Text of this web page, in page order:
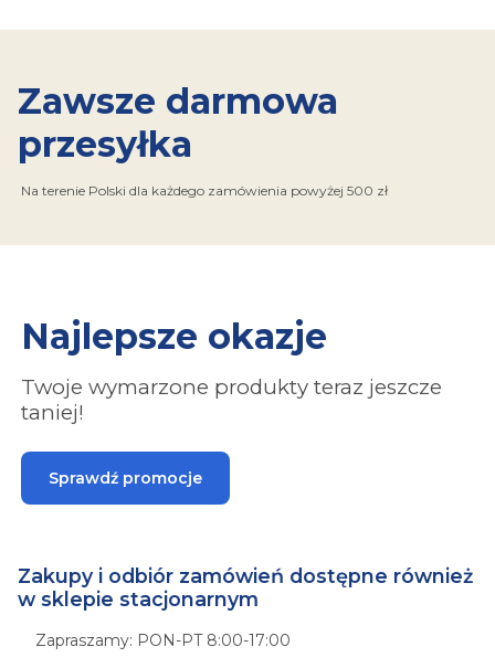
Zawsze darmowa
przesyłka
Na terenie Polski dla każdego zamówienia powyżej 500 zł
Najlepsze okazje
Twoje wymarzone produkty teraz jeszcze
taniej!
Sprawdź promocje
Zakupy i odbiór zamówień dostępne również
w sklepie stacjonarnym
Zapraszamy: PON-PT 8:00-17:00